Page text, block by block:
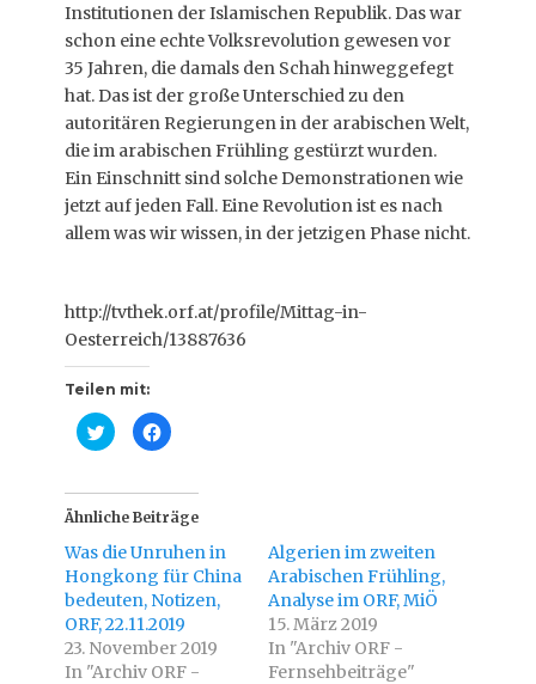
Institutionen der Islamischen Republik. Das war
schon eine echte Volksrevolution gewesen vor
35 Jahren, die damals den Schah hinweggefegt
hat. Das ist der große Unterschied zu den
autoritären Regierungen in der arabischen Welt,
die im arabischen Frühling gestürzt wurden.
Ein Einschnitt sind solche Demonstrationen wie
jetzt auf jeden Fall. Eine Revolution ist es nach
allem was wir wissen, in der jetzigen Phase nicht.
http://tvthek.orf.at/profile/Mittag-in-
Oesterreich/13887636
Teilen mit:
K
l
,
u
m
ü
b
e
r
T
w
i
t
t
e
K
l
,
u
m
u
f
F
a
c
e
b
o
o
Ähnliche Beiträge
Was die Unruhen in
Hongkong für China
bedeuten, Notizen,
ORF, 22.11.2019
23. November 2019
In "Archiv ORF -
Algerien im zweiten
Arabischen Frühling,
Analyse im ORF, MiÖ
15. März 2019
In "Archiv ORF -
Fernsehbeiträge"